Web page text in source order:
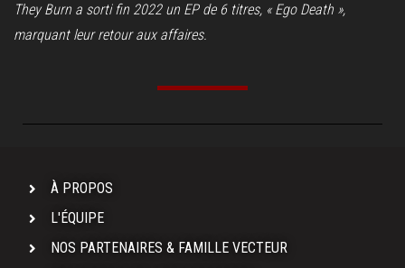
They Burn a sorti fin 2022 un EP de 6 titres, « Ego Death »,
marquant leur retour aux affaires.
À PROPOS
L'ÉQUIPE
NOS PARTENAIRES & FAMILLE VECTEUR